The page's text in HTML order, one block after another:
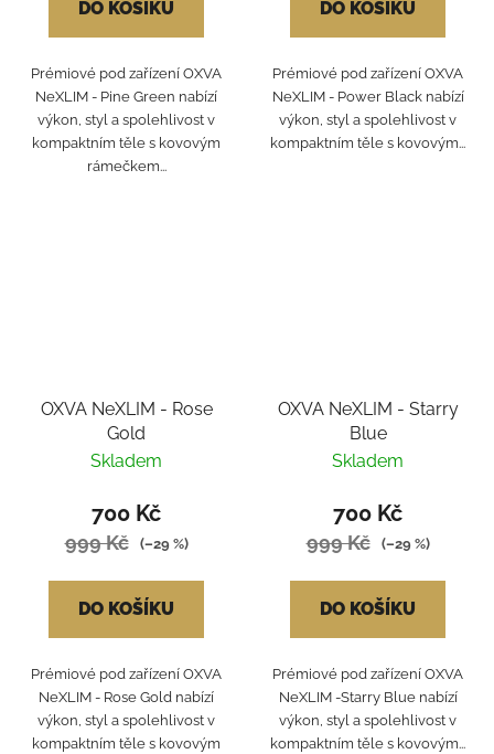
DO KOŠÍKU
Prémiové pod zařízení OXVA
NeXLIM - Pine Green nabízí
výkon, styl a spolehlivost v
kompaktním těle s kovovým
rámečkem...
DO KOŠÍKU
Prémiové pod zařízení OXVA
NeXLIM - Power Black nabízí
výkon, styl a spolehlivost v
kompaktním těle s kovovým...
OXVA NeXLIM - Rose
Gold
Skladem
700 Kč
999 Kč (–29 %)
DO KOŠÍKU
Prémiové pod zařízení OXVA
NeXLIM - Rose Gold nabízí
výkon, styl a spolehlivost v
kompaktním těle s kovovým
OXVA NeXLIM - Starry
Blue
Skladem
700 Kč
999 Kč (–29 %)
DO KOŠÍKU
Prémiové pod zařízení OXVA
NeXLIM -Starry Blue nabízí
výkon, styl a spolehlivost v
kompaktním těle s kovovým...